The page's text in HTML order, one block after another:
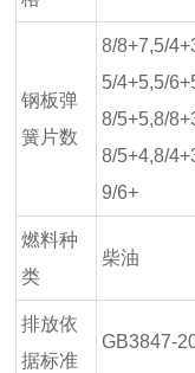
钢板弹
簧片数
8/8+7,5/
5/4+5,5/
8/5+5,8/
8/5+4,8/
9/6+
燃料种
类
柴油
排放依
据标准
GB3847-